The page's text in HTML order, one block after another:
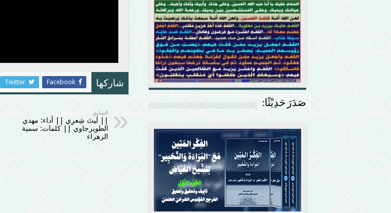
شاركها Facebook
Twitter
السابق
|| لَيتَ شِعرِي || أداء: مهدي
الطويرجاوي || كلمات: سمية
الزهراء
صَدَرَ حَدِيْثًا: